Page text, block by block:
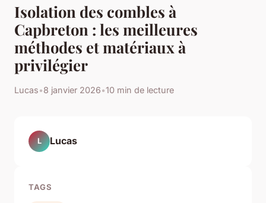
Isolation des combles à
Capbreton : les meilleures
méthodes et matériaux à
privilégier
Lucas•8 janvier 2026•10 min de lecture
L Lucas
TAGS